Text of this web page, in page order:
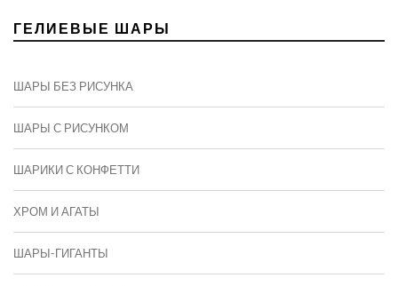
ГЕЛИЕВЫЕ ШАРЫ
ШАРЫ БЕЗ РИСУНКА
ШАРЫ С РИСУНКОМ
ШАРИКИ С КОНФЕТТИ
ХРОМ И АГАТЫ
ШАРЫ-ГИГАНТЫ